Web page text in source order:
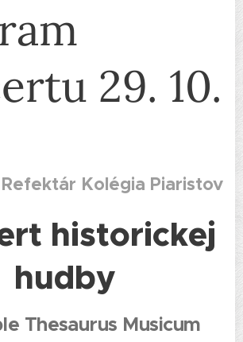
29. 10.
Kolégia Piaristov
historickej
hudby
Thesaurus Musicum